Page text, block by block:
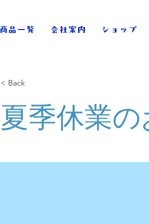
商品一覧 会社案内 ショップ
< Back
夏季休業